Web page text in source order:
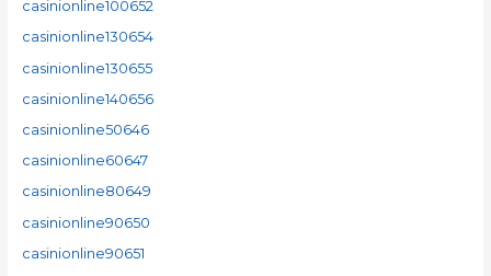
casinionline100652
casinionline130654
casinionline130655
casinionline140656
casinionline50646
casinionline60647
casinionline80649
casinionline90650
casinionline90651